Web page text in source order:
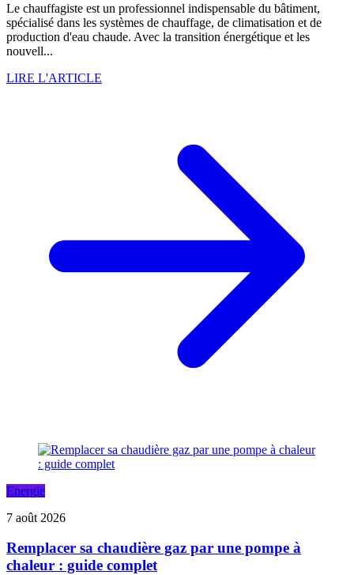
Le chauffagiste est un professionnel indispensable du bâtiment,
spécialisé dans les systèmes de chauffage, de climatisation et de
production d'eau chaude. Avec la transition énergétique et les
nouvell...
LIRE L'ARTICLE
Energie
7 août 2026
Remplacer sa chaudière gaz par une pompe à
chaleur : guide complet